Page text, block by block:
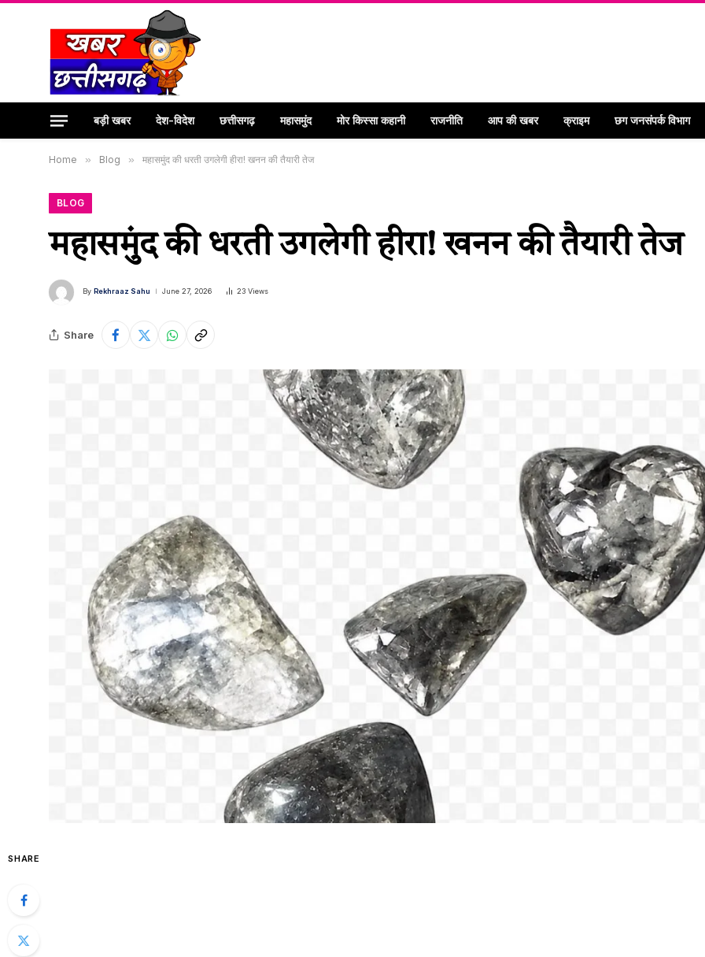
बड़ी खबर देश-विदेश छत्तीसगढ़ महासमुंद मोर किस्सा कहानी राजनीति आप की खबर क्राइम छग जनसंपर्क विभाग
Home » Blog » महासमुंद की धरती उगलेगी हीरा! खनन की तैयारी तेज
BLOG
महासमुंद की धरती उगलेगी हीरा! खनन की तैयारी तेज
By Rekhraaz Sahu June 27, 2026 23 Views
Share
SHARE